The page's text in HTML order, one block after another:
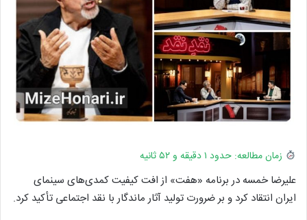
زمان مطالعه: حدود ۱ دقیقه و ۵۲ ثانیه
علیرضا خمسه در برنامه «هفت» از افت کیفیت کمدی‌های سینمای
ایران انتقاد کرد و بر ضرورت تولید آثار ماندگار با نقد اجتماعی تأکید کرد.